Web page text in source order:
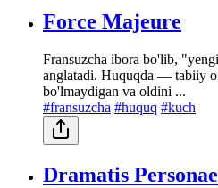
Force Majeure
Fransuzcha ibora bo'lib,
anglatadi. Huquqda — tabiiy
bo'lmaydigan va oldini ...
#fransuzcha #huquq #kuch
Dramatis Personae